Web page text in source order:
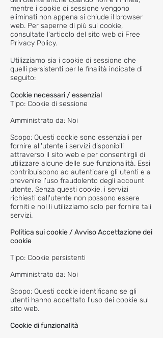
mentre i cookie di sessione vengono
eliminati non appena si chiude il browser
web. Per saperne di più sui cookie,
consultate l'articolo del sito web di Free
Privacy Policy.
Utilizziamo sia i cookie di sessione che
quelli persistenti per le finalità indicate di
seguito:
Cookie necessari / essenzial
Tipo: Cookie di sessione
Amministrato da: Noi
Scopo: Questi cookie sono essenziali per
fornire all'utente i servizi disponibili
attraverso il sito web e per consentirgli di
utilizzare alcune delle sue funzionalità. Essi
contribuiscono ad autenticare gli utenti e a
prevenire l'uso fraudolento degli account
utente. Senza questi cookie, i servizi
richiesti dall'utente non possono essere
forniti e noi li utilizziamo solo per fornire tali
servizi.
Politica sui cookie / Avviso Accettazione dei
cookie
Tipo: Cookie persistenti
Amministrato da: Noi
Scopo: Questi cookie identificano se gli
utenti hanno accettato l'uso dei cookie sul
sito web.
Cookie di funzionalità